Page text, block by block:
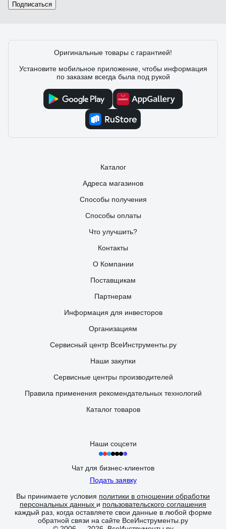
Подписаться
Оригинальные товары с гарантией!
Установите мобильное приложение, чтобы информация
по заказам всегда была под рукой
Каталог
Адреса магазинов
Способы получения
Способы оплаты
Что улучшить?
Контакты
О Компании
Поставщикам
Партнерам
Информация для инвесторов
Организациям
Сервисный центр ВсеИнструменты.ру
Наши закупки
Сервисные центры производителей
Правила применения рекомендательных технологий
Каталог товаров
Наши соцсети
Чат для бизнес-клиентов
Подать заявку
Вы принимаете условия политики в отношении обработки
персональных данных и пользовательского соглашения
каждый раз, когда оставляете свои данные в любой форме
обратной связи на сайте ВсеИнструменты.ру